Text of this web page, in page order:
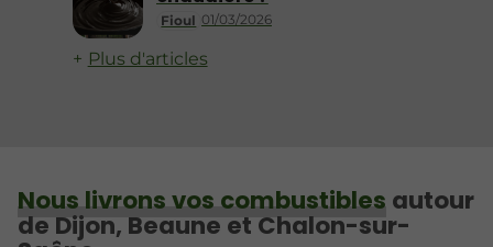
Fioul 01/03/2026
Plus d'articles
Nous livrons vos combustibles autour
de Dijon, Beaune et Chalon-sur-